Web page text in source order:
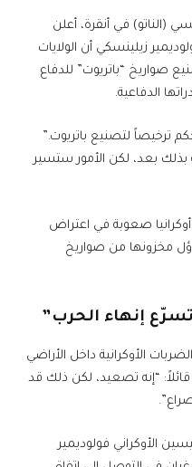
في أنقرة، أعلن
زيلينسكي أن الولايات
صواريخ “باتريوت” للدفاع
الدفاعية.
ترخيصاً لتصنيع باتريوت.”
بعد، لكن الأمور ستسير
صعوبة في اعتراض
مخزونها من صواريخ
إنهاء الحرب”
الأوكرانية داخل الأراضي
“إنه تصعيد، لكن ذلك قد
الأوكراني فولوديمير